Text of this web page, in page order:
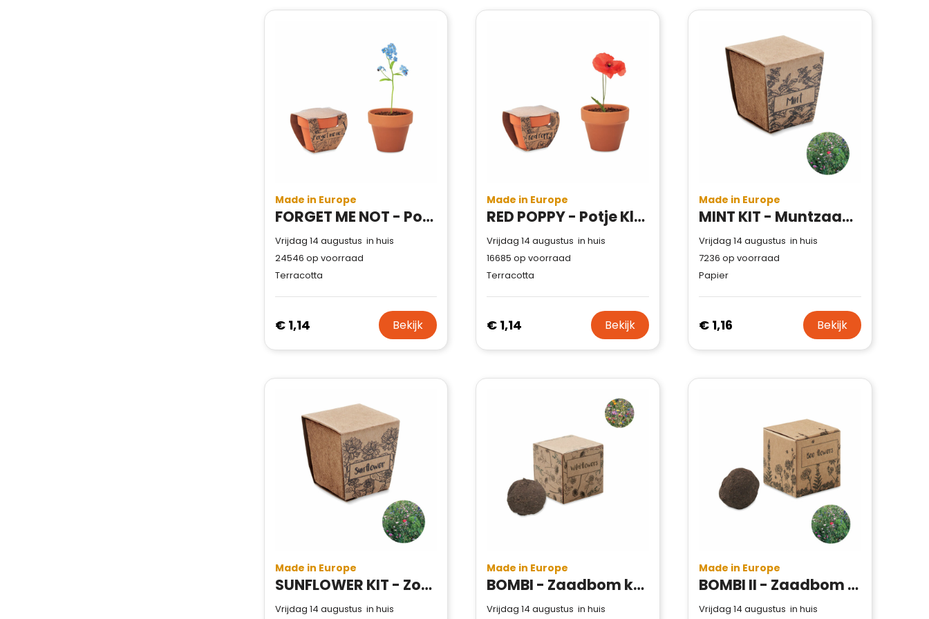
Made in Europe
FORGET ME NOT - Potje Vergeet-me-nietjes
Vrijdag 14 augustus in huis
24546 op voorraad
Terracotta
€ 1,14 Bekijk
Made in Europe
RED POPPY - Potje Klaproos
Vrijdag 14 augustus in huis
16685 op voorraad
Terracotta
€ 1,14 Bekijk
Made in Europe
MINT KIT - Muntzaad kweekset
Vrijdag 14 augustus in huis
7236 op voorraad
Papier
€ 1,16 Bekijk
Made in Europe
SUNFLOWER KIT - Zonnebloem kweekset
Vrijdag 14 augustus in huis
Made in Europe
BOMBI - Zaadbom kweekset
Vrijdag 14 augustus in huis
Made in Europe
BOMBI II - Zaadbom bijenbloemen
Vrijdag 14 augustus in huis
Trustindex-certificaat.